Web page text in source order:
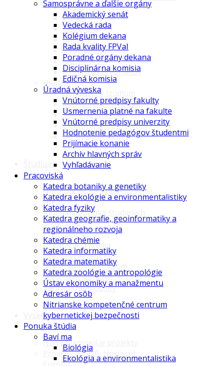
Ekonomika
Fyzika
Geografia
Chémia
Informatika
Matematika
Učiteľstvo predmetov
Hľadám
Bakalárske štúdium
Magisterské štúdium
Spojené štúdium
Doktorandské štúdium
Ďalšie vzdelávanie
Harmonogram akademického
roka
Aktuálna ponuka študijných
programov
Prijímacie konanie
Organizácia štúdia
Kvalita vzdelávania
Doktorandské štúdium
Rigorózne konanie
Zahraničné mobility
Výskum
Najvýznamnejšie projekty
Projekty H2020, Horizont
Samosprávne a ďalšie orgány
Akademický senát
Vedecká rada
Kolégium dekana
Rada kvality FPVaI
Poradné orgány dekana
Disciplinárna komisia
Edičná komisia
Úradná výveska
Vnútorné predpisy fakulty
Usmernenia platné na fakulte
Vnútorné predpisy univerzity
Hodnotenie pedagógov študentmi
Prijímacie konanie
Archív hlavných správ
Vyhľadávanie
Pracoviská
Katedra botaniky a genetiky
Katedra ekológie a environmentalistiky
Katedra fyziky
Katedra geografie, geoinformatiky a
regionálneho rozvoja
Katedra chémie
Katedra informatiky
Katedra matematiky
Katedra zoológie a antropológie
Ústav ekonomiky a manažmentu
Adresár osôb
Nitrianske kompetenčné centrum
kybernetickej bezpečnosti
Ponuka štúdia
Baví ma
Biológia
Ekológia a environmentalistika